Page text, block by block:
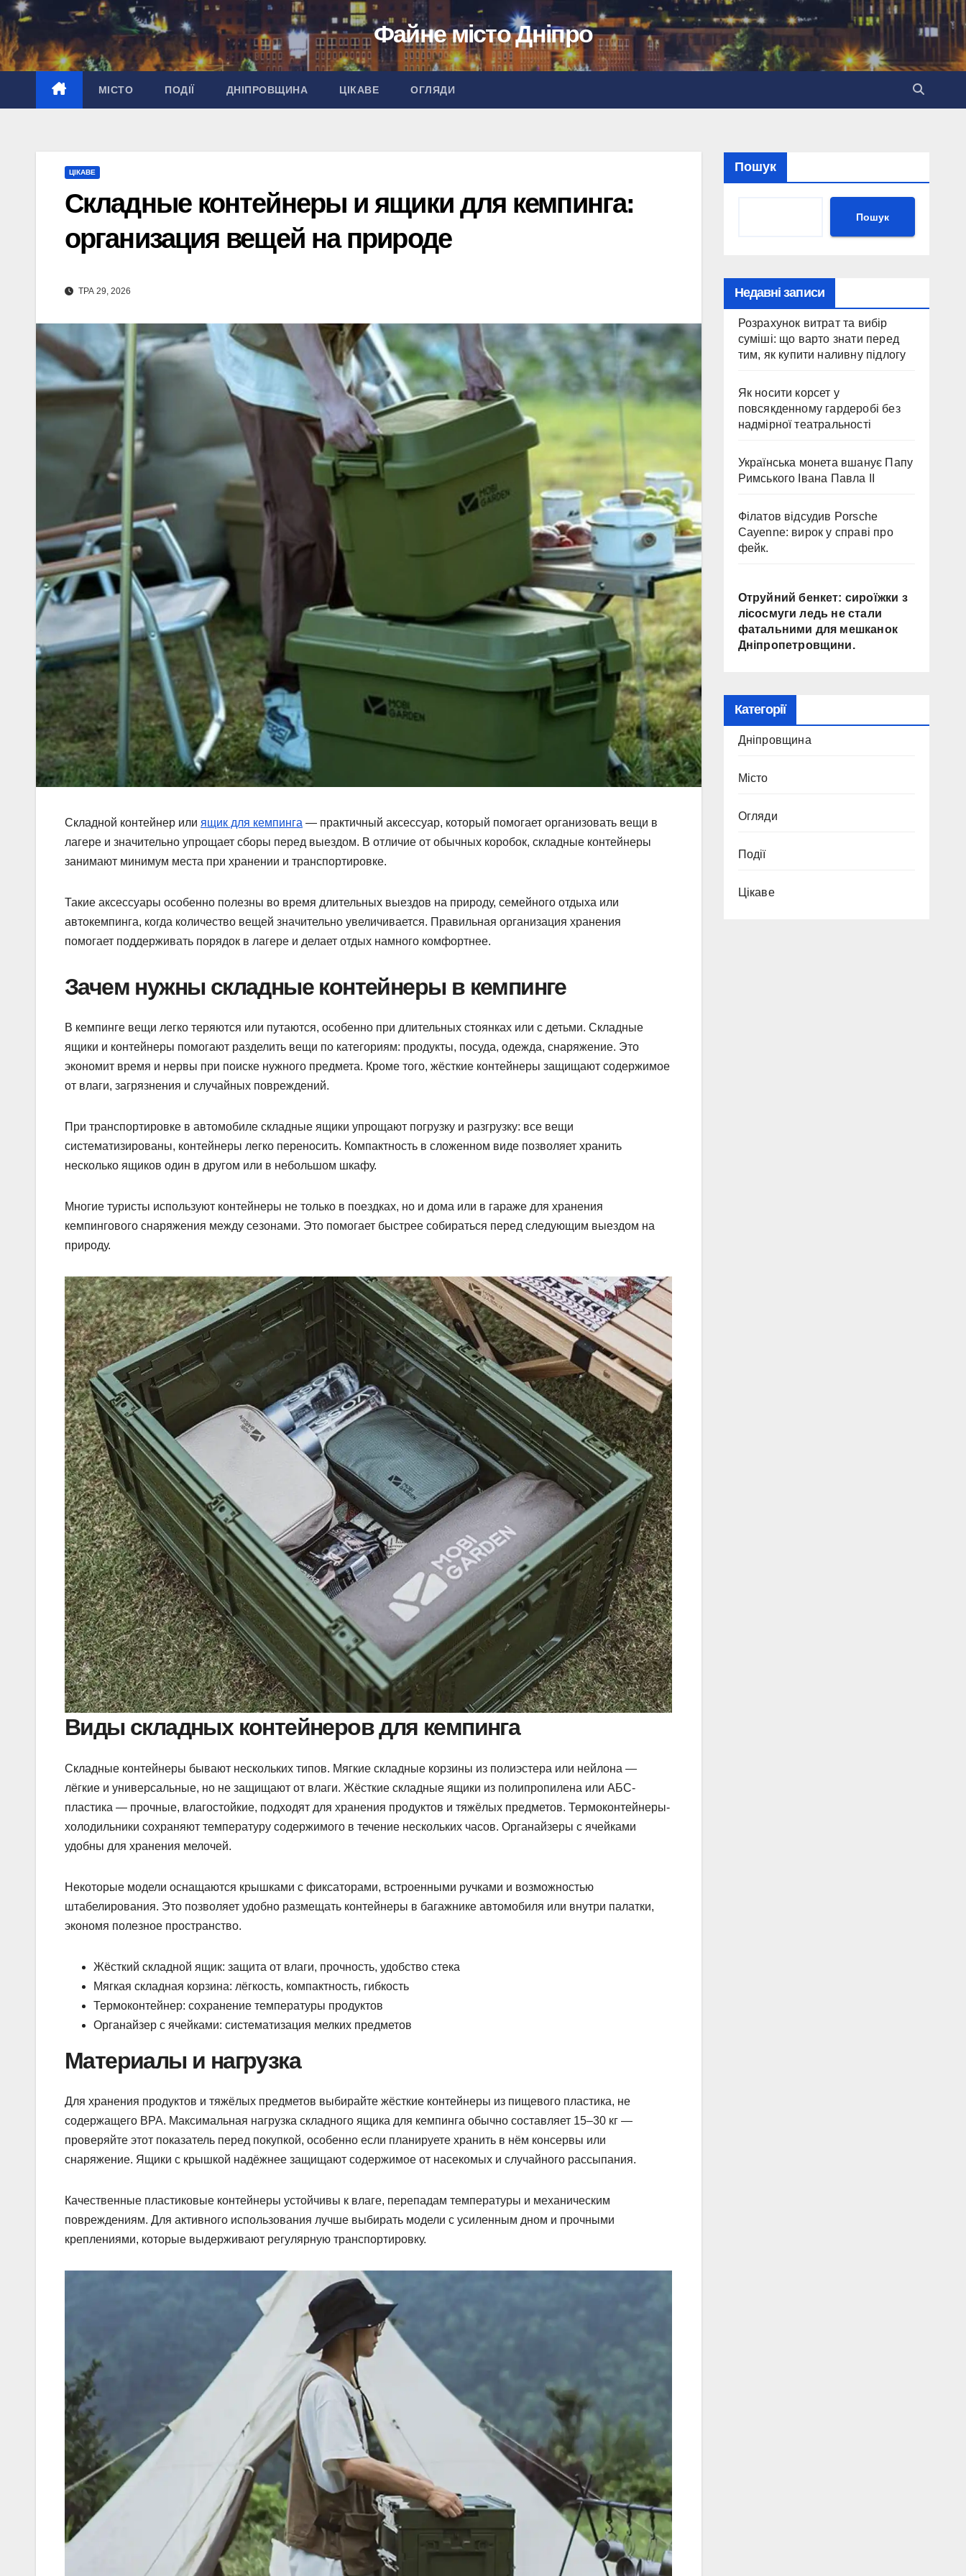
Перейти
до
вмісту
Файне місто Дніпро
МІСТО ПОДІЇ ДНІПРОВЩИНА ЦІКАВЕ ОГЛЯДИ
ЦІКАВЕ
Складные контейнеры и ящики для кемпинга:
организация вещей на природе
ТРА 29, 2026
Складной контейнер или ящик для кемпинга — практичный аксессуар, который помогает организовать вещи в
лагере и значительно упрощает сборы перед выездом. В отличие от обычных коробок, складные контейнеры
занимают минимум места при хранении и транспортировке.
Такие аксессуары особенно полезны во время длительных выездов на природу, семейного отдыха или
автокемпинга, когда количество вещей значительно увеличивается. Правильная организация хранения
помогает поддерживать порядок в лагере и делает отдых намного комфортнее.
Зачем нужны складные контейнеры в кемпинге
В кемпинге вещи легко теряются или путаются, особенно при длительных стоянках или с детьми. Складные
ящики и контейнеры помогают разделить вещи по категориям: продукты, посуда, одежда, снаряжение. Это
экономит время и нервы при поиске нужного предмета. Кроме того, жёсткие контейнеры защищают содержимое
от влаги, загрязнения и случайных повреждений.
При транспортировке в автомобиле складные ящики упрощают погрузку и разгрузку: все вещи
систематизированы, контейнеры легко переносить. Компактность в сложенном виде позволяет хранить
несколько ящиков один в другом или в небольшом шкафу.
Многие туристы используют контейнеры не только в поездках, но и дома или в гараже для хранения
кемпингового снаряжения между сезонами. Это помогает быстрее собираться перед следующим выездом на
природу.
Виды складных контейнеров для кемпинга
Складные контейнеры бывают нескольких типов. Мягкие складные корзины из полиэстера или нейлона —
лёгкие и универсальные, но не защищают от влаги. Жёсткие складные ящики из полипропилена или АБС-
пластика — прочные, влагостойкие, подходят для хранения продуктов и тяжёлых предметов. Термоконтейнеры-
холодильники сохраняют температуру содержимого в течение нескольких часов. Органайзеры с ячейками
удобны для хранения мелочей.
Некоторые модели оснащаются крышками с фиксаторами, встроенными ручками и возможностью
штабелирования. Это позволяет удобно размещать контейнеры в багажнике автомобиля или внутри палатки,
экономя полезное пространство.
Жёсткий складной ящик: защита от влаги, прочность, удобство стека
Мягкая складная корзина: лёгкость, компактность, гибкость
Термоконтейнер: сохранение температуры продуктов
Органайзер с ячейками: систематизация мелких предметов
Материалы и нагрузка
Для хранения продуктов и тяжёлых предметов выбирайте жёсткие контейнеры из пищевого пластика, не
содержащего BPA. Максимальная нагрузка складного ящика для кемпинга обычно составляет 15–30 кг —
проверяйте этот показатель перед покупкой, особенно если планируете хранить в нём консервы или
снаряжение. Ящики с крышкой надёжнее защищают содержимое от насекомых и случайного рассыпания.
Качественные пластиковые контейнеры устойчивы к влаге, перепадам температуры и механическим
повреждениям. Для активного использования лучше выбирать модели с усиленным дном и прочными
креплениями, которые выдерживают регулярную транспортировку.
Пошук
Пошук
Недавні записи
Розрахунок витрат та вибір
суміші: що варто знати перед
тим, як купити наливну підлогу
Як носити корсет у
повсякденному гардеробі без
надмірної театральності
Українська монета вшанує Папу
Римського Івана Павла II
Філатов відсудив Porsche
Cayenne: вирок у справі про
фейк.
Отруйний бенкет: сироїжки з
лісосмуги ледь не стали
фатальними для мешканок
Дніпропетровщини.
Категорії
Дніпровщина
Місто
Огляди
Події
Цікаве